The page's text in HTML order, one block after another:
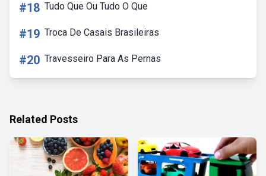
#18 Tudo Que Ou Tudo O Que
#19 Troca De Casais Brasileiras
#20 Travesseiro Para As Pernas
Related Posts